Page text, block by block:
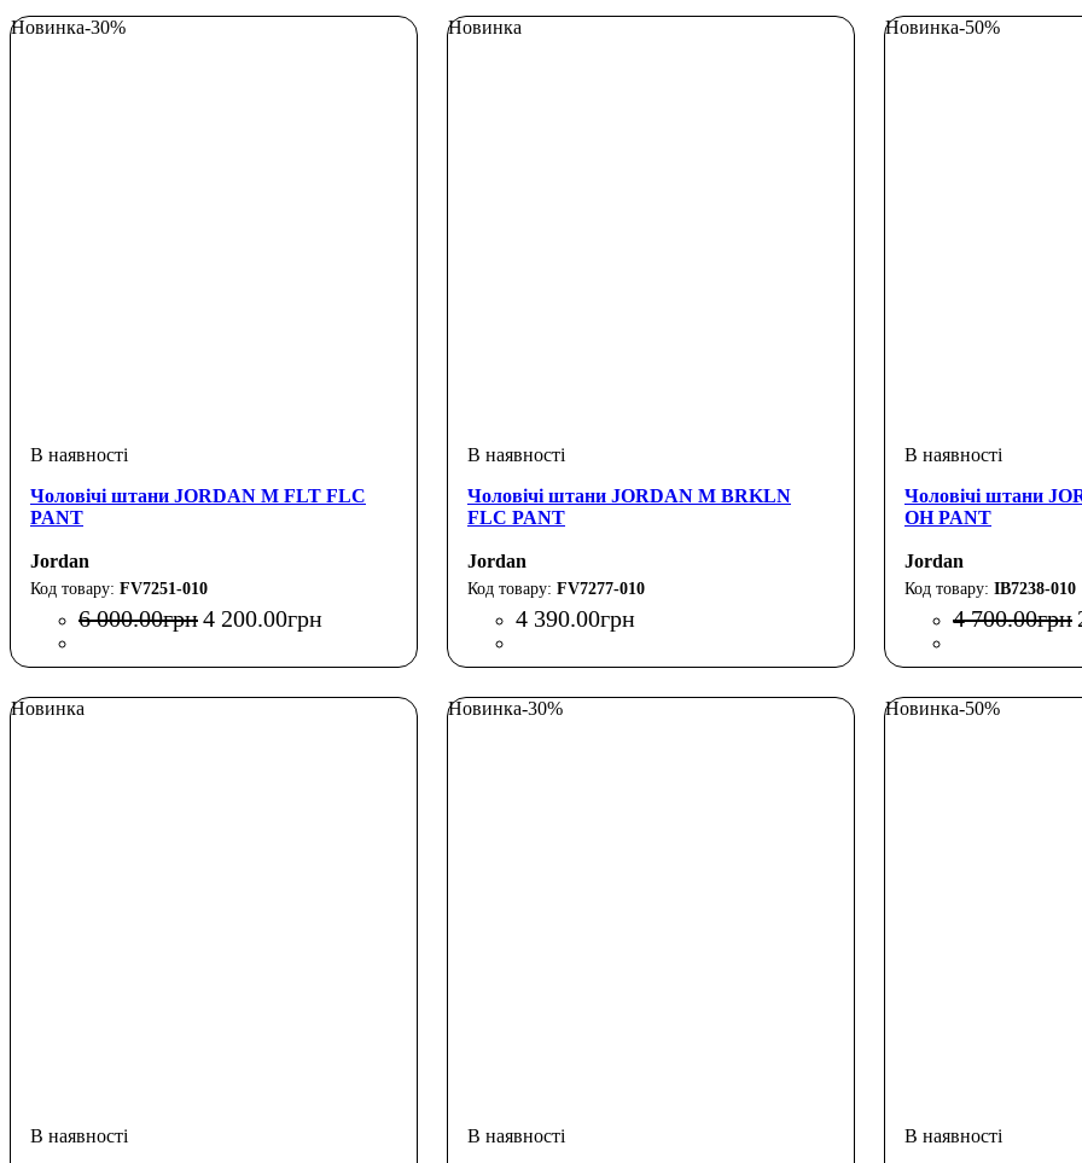
Новинка-30%
Чоловічі штани JORDAN M FLT FLC
PANT
Jordan
FV7251-010
6 000.00грн4 200.00грн
Новинка
Чоловічі штани JORDAN M BRKLN
FLC PANT
Jordan
FV7277-010
4 390.00грн
Новинка-50%
Чоловічі штани
OH PANT
Jordan
IB7238-010
4 700.00грн
Новинка Новинка-30% Новинка-50%